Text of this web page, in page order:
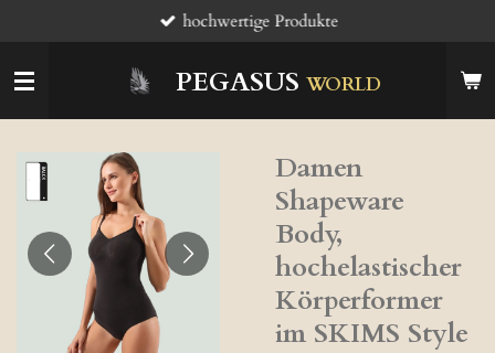
Hauptinhalt
springen
PEGASUS WORLD
hochwertige Produkte
Damen
Shapeware
Body,
hochelastischer
Körperformer
im SKIMS Style